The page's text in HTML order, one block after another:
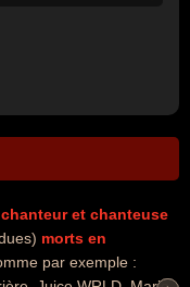
chanteur et chanteuse
morts en
par exemple :